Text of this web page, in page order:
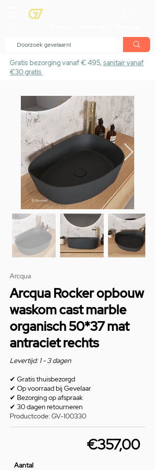
Gratis bezorging vanaf € 495,sanitair vanaf
€30 gratis
Arcqua
Arcqua Rocker opbouw
waskom cast marble
organisch 50*37 mat
antraciet rechts
Levertijd: 1 - 3 dagen
✔ Gratis thuisbezorgd
✔ Op voorraad bij Gevelaar
✔ Bezorging op afspraak
✔ 30 dagen retourneren
Productcode: GV-100330
€357,00
Aantal